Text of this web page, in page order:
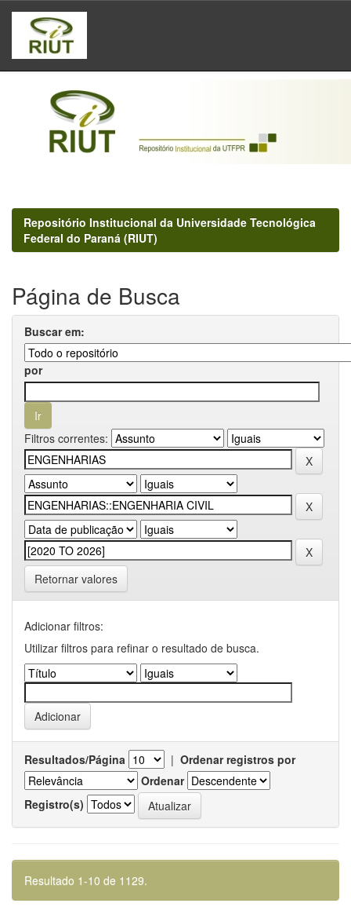
Skip
navigation
Repositório Institucional da Universidade Tecnológica
Federal do Paraná (RIUT)
Página de Busca
Buscar em:
por
Filtros correntes:
Retornar valores
Adicionar filtros:
Utilizar filtros para refinar o resultado de busca.
Resultados/Página | Ordenar registros por
Ordenar
Registro(s)
Resultado 1-10 de 1129.